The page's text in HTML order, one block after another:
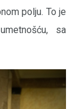
polju. To je
sa